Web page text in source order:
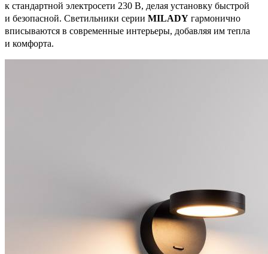
к стандартной электросети 230 В, делая установку быстрой
и безопасной. Светильники серии MILADY гармонично
вписываются в современные интерьеры, добавляя им тепла
и комфорта.